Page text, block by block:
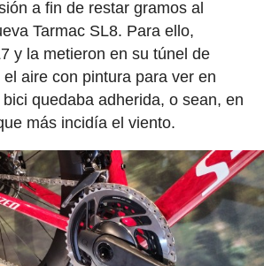
a fin de restar gramos al
Tarmac SL8. Para ello,
y la metieron en su túnel de
aire con pintura para ver en
quedaba adherida, o sean, en
más incidía el viento.